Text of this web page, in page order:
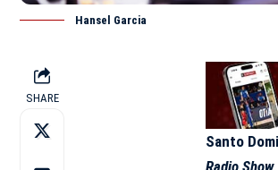
Hansel Garcia
SHARE
Santo
Radio Show